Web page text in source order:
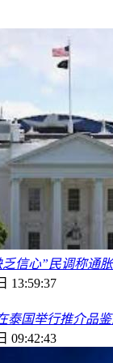
信心”民调称通
13:59:37
泰国举行推介品
09:42:43